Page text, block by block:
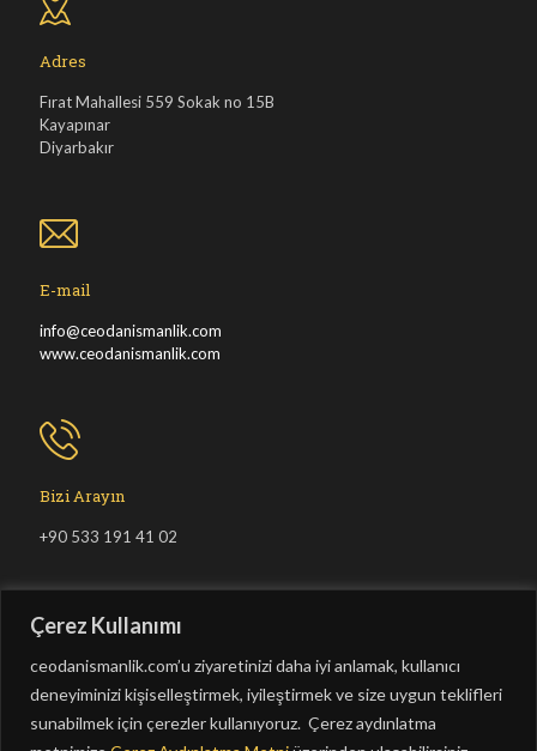
Çerez Kullanımı
ceodanismanlik.com’u ziyaretinizi daha iyi anlamak, kullanıcı
deneyiminizi kişiselleştirmek, iyileştirmek ve size uygun teklifleri
sunabilmek için çerezler kullanıyoruz. Çerez aydınlatma
Adres
Fırat Mahallesi 559 Sokak no 15B
Kayapınar
Diyarbakır
E-mail
info@ceodanismanlik.com
www.ceodanismanlik.com
Bizi Arayın
+90 533 191 41 02